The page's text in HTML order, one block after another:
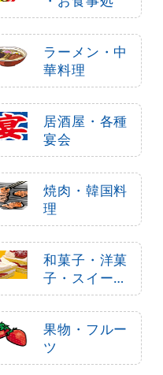
ラーメン・中
華料理
居酒屋・各種
宴会
焼肉・韓国料
理
和菓子・洋菓
子・スイーツ
・アイス
果物・フルー
ツ